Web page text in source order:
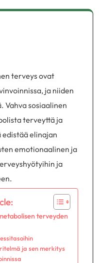
terveys ovat
ja niiden
Vahva sosiaalinen
terveyttä ja
elinajan
emotionaalinen ja
ja
terveyden
ja sen merkitys